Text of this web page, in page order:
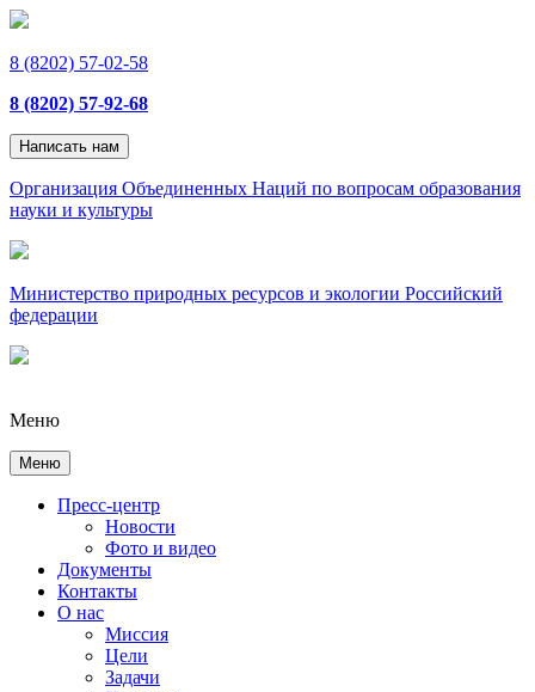
8 (8202) 57-02-58
8 (8202) 57-92-68
Написать нам
Организация Объединенных Наций по вопросам образования
науки и культуры
Министерство природных ресурсов и экологии Российский
федерации
Меню
Меню
Пресс-центр
Новости
Фото и видео
Документы
Контакты
О нас
Миссия
Цели
Задачи